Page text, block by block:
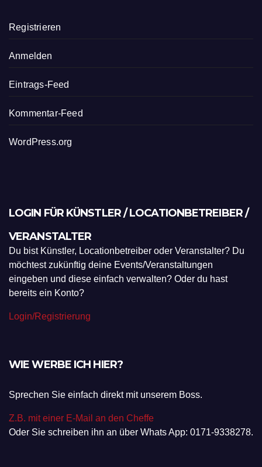
Registrieren
Anmelden
Eintrags-Feed
Kommentar-Feed
WordPress.org
LOGIN FÜR KÜNSTLER / LOCATIONBETREIBER /
VERANSTALTER
Du bist Künstler, Locationbetreiber oder Veranstalter? Du
möchtest zukünftig deine Events/Veranstaltungen
eingeben und diese einfach verwalten? Oder du hast
bereits ein Konto?
Login/Registrierung
WIE WERBE ICH HIER?
Sprechen Sie einfach direkt mit unserem Boss.
Z.B. mit einer E-Mail an den Cheffe
Oder Sie schreiben ihn an über Whats App: 0171-9338278.